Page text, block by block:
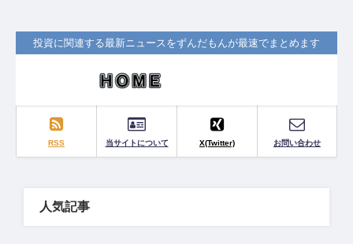
投資に関連する最新ニュースをずんだもんが最速でまとめます
RSS 当サイトについて X(Twitter) お問い合わせ
人気記事